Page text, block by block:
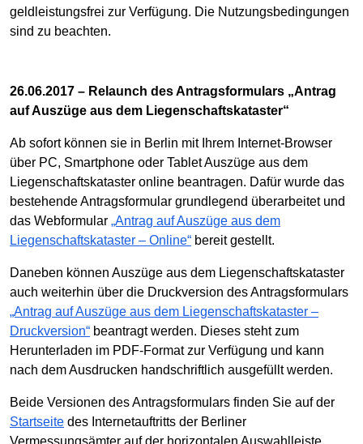
geldleistungsfrei zur Verfügung. Die Nutzungsbedingungen
sind zu beachten.
26.06.2017 – Relaunch des Antragsformulars „Antrag
auf Auszüge aus dem Liegenschaftskataster“
Ab sofort können sie in Berlin mit Ihrem Internet-Browser
über PC, Smartphone oder Tablet Auszüge aus dem
Liegenschaftskataster online beantragen. Dafür wurde das
bestehende Antragsformular grundlegend überarbeitet und
das Webformular „Antrag auf Auszüge aus dem
Liegenschaftskataster – Online“ bereit gestellt.
Daneben können Auszüge aus dem Liegenschaftskataster
auch weiterhin über die Druckversion des Antragsformulars
„Antrag auf Auszüge aus dem Liegenschaftskataster –
Druckversion“ beantragt werden. Dieses steht zum
Herunterladen im PDF-Format zur Verfügung und kann
nach dem Ausdrucken handschriftlich ausgefüllt werden.
Beide Versionen des Antragsformulars finden Sie auf der
Startseite des Internetauftritts der Berliner
Vermessungsämter auf der horizontalen Auswahlleiste